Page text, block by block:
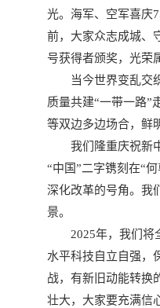
光。海军、空军喜庆
前，大家众志成城、
号获得者颁奖，光荣
当今世界变乱交
质量共建“一带一路”
等双边多边场合，鲜
我们隆重庆祝新
“中国”二字镌刻在“
深化改革的号角。我
景。
2025年，我们将
水平科技自立自强，
战，有新旧动能转换
壮大，大家要充满信